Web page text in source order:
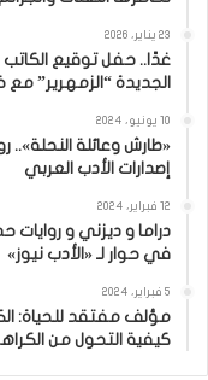
23 يناير، 2026
غدًا.. حفل توقيع
الجديدة “الزمهرير” مع خصم 50٪ على جميع
10 يونيو، 2024
«طارش وعائلة النحلة»..
إصدارات الأدب العربي
12 فبراير، 2024
دراما و ديزني و
في حوار لـ «الأدب نيوز»
5 فبراير، 2024
مؤلف مفتقد للحياة:
كيفية التحول من